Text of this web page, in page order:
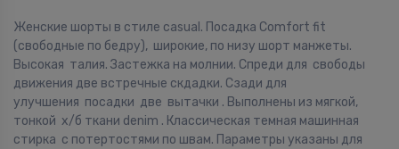
Женские шорты в стиле casual. Посадка Comfort fit
(свободные по бедру), широкие, по низу шорт манжеты.
Высокая талия. Застежка на молнии. Спреди для свободы
движения две встречные скдадки. Сзади для
улучшения посадки две вытачки . Выполнены из мягкой,
тонкой x/б ткани denim . Классическая темная машинная
стирка с потертостями по швам. Параметры указаны для